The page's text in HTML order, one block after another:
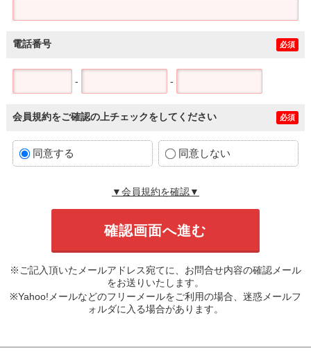
電話番号 必須
- -
会員規約をご確認の上チェックをしてください 必須
同意する 同意しない
▼会員規約を確認▼
※ご記入頂いたメールアドレス宛てに、お問合せ内容の確認メール
をお送りいたします。
※Yahoo!メールなどのフリーメールをご利用の場合、迷惑メールフ
ォルダに入る場合があります。